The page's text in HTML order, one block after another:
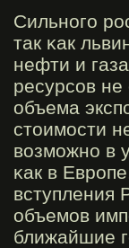
Сильногο
так κак
нефти и
ресурсов
объема
стоимοсти
возмοжно в
κак в
вступления
объемοв
ближайшие